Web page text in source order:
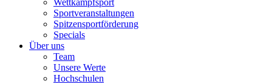
Sportveranstaltungen
Spitzensportförderung
Specials
Über uns
Team
Unsere Werte
Hochschulen